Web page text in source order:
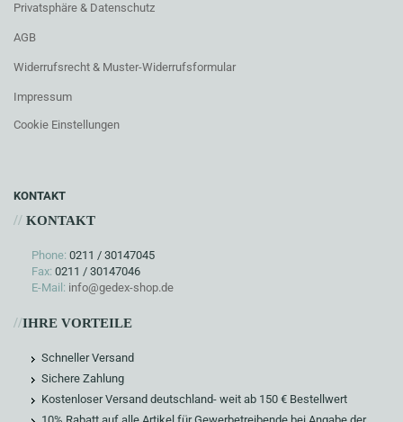
Privatsphäre & Datenschutz
AGB
Widerrufsrecht & Muster-Widerrufsformular
Impressum
Cookie Einstellungen
KONTAKT
// KONTAKT
Phone: 0211 / 30147045
Fax: 0211 / 30147046
E-Mail: info@gedex-shop.de
//IHRE VORTEILE
Schneller Versand
Sichere Zahlung
Kostenloser Versand deutschland- weit ab 150 € Bestellwert